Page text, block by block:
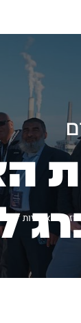
תכניות
תכניות
יוזמה לאזוריות